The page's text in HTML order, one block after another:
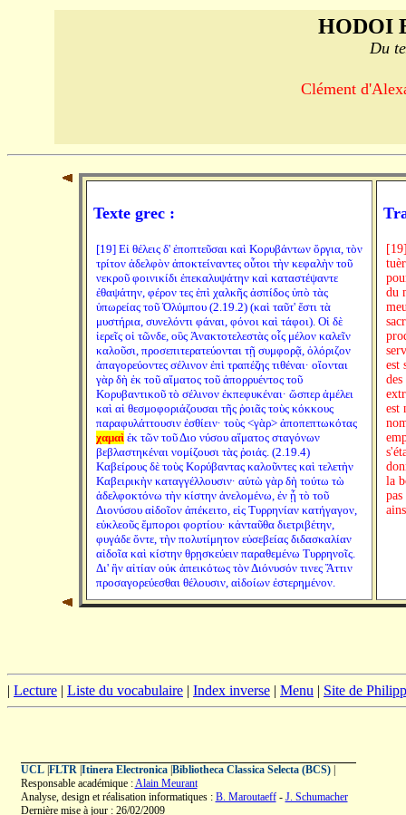
HODOI
Du
Clément
Texte grec :
[19] Εἰ θέλεις δ' ἐποπτεῦσαι καὶ Κορυβάντων ὄργια, τὸν
τρίτον ἀδελφὸν ἀποκτείναντες οὗτοι τὴν κεφαλὴν τοῦ
νεκροῦ φοινικίδι ἐπεκαλυψάτην καὶ καταστέψαντε
ἐθαψάτην, φέρον τες ἐπὶ χαλκῆς ἀσπίδος ὑπὸ τὰς
ὑπωρείας τοῦ Ὀλύμπου (2.19.2) (καὶ ταῦτ' ἔστι τὰ
μυστήρια, συνελόντι φάναι, φόνοι καὶ τάφοι). Οἱ δὲ
ἱερεῖς οἱ τῶνδε, οὓς Ἀνακτοτελεστὰς οἷς μέλον καλεῖν
καλοῦσι, προσεπιτερατεύονται τῇ συμφορᾷ, ὁλόριζον
ἀπαγορεύοντες σέλινον ἐπὶ τραπέζης τιθέναι· οἴονται
γὰρ δὴ ἐκ τοῦ αἵματος τοῦ ἀπορρυέντος τοῦ
Κορυβαντικοῦ τὸ σέλινον ἐκπεφυκέναι· ὥσπερ ἀμέλει
καὶ αἱ θεσμοφοριάζουσαι τῆς ῥοιᾶς τοὺς κόκκους
παραφυλάττουσιν ἐσθίειν· τοὺς <γὰρ> ἀποπεπτωκότας
χαμαὶ ἐκ τῶν τοῦ Διο νύσου αἵματος σταγόνων
βεβλαστηκέναι νομίζουσι τὰς ῥοιάς. (2.19.4)
Καβείρους δὲ τοὺς Κορύβαντας καλοῦντες καὶ τελετὴν
Καβειρικὴν καταγγέλλουσιν· αὐτὼ γὰρ δὴ τούτω τὼ
ἀδελφοκτόνω τὴν κίστην ἀνελομένω, ἐν ᾗ τὸ τοῦ
Διονύσου αἰδοῖον ἀπέκειτο, εἰς Τυρρηνίαν κατήγαγον,
εὐκλεοῦς ἔμποροι φορτίου· κἀνταῦθα διετριβέτην,
φυγάδε ὄντε, τὴν πολυτίμητον εὐσεβείας διδασκαλίαν
αἰδοῖα καὶ κίστην θρῃσκεύειν παραθεμένω Τυρρηνοῖς.
Δι' ἣν αἰτίαν οὐκ ἀπεικότως τὸν Διόνυσόν τινες Ἄττιν
προσαγορεύεσθαι θέλουσιν, αἰδοίων ἐστερημένον.
du
est
est
la
| Lecture | Liste du vocabulaire | Index inverse | Menu | Site de
UCL| FLTR| Itinera Electronica| Bibliotheca Classica Selecta (BCS)|
Responsable académique :Alain Meurant
Analyse, design et réalisation informatiques : B. Maroutaeff- J. Schumacher
Dernière mise à jour : 26/02/2009